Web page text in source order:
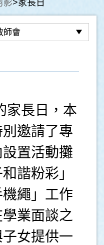
影>家長日
長日，本
邀請了專
置活動攤
諧粉彩」
繩」工作
業面談之
女提供一